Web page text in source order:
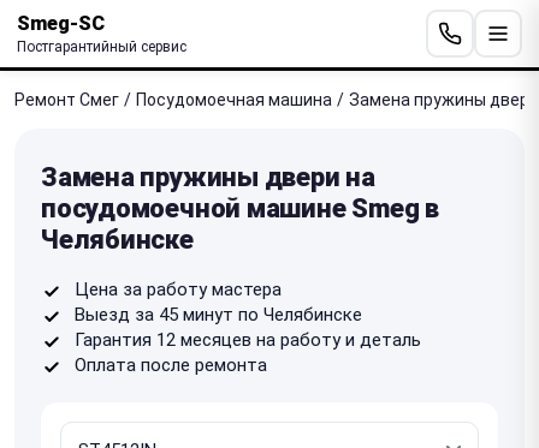
Smeg-SC
Постгарантийный сервис
Ремонт Смег / Посудомоечная машина / Замена пружины двери
Замена пружины двери на
посудомоечной машине Smeg в
Челябинске
Цена за работу мастера
Выезд за 45 минут по Челябинске
Гарантия 12 месяцев на работу и деталь
Оплата после ремонта